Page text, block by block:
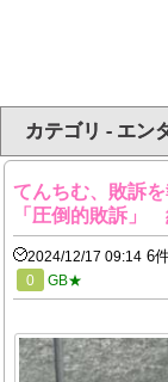
カテゴリ - エン
てんちむ、敗訴
「圧倒的敗訴」
2024/12/17 09:14 6
0 GB★